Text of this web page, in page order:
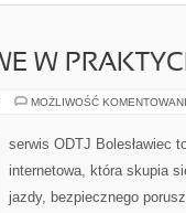
W
MOŻLIWOŚĆ
serwis ODTJ Bolesławiec
internetowa, która skupia
jazdy, bezpiecznego